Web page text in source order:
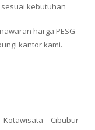
kebutuhan
harga PESG-
kantor kami.
Kotawisata – Cibubur